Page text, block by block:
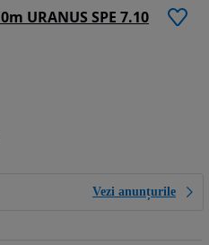
URANUS SPE 7.10
Vezi anunțurile